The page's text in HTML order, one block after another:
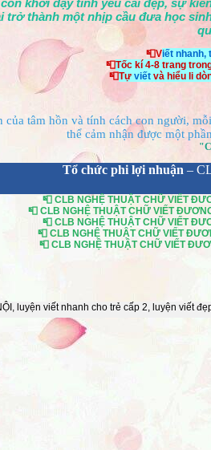
khơi dậy tình yêu cái đẹp, sự
thành một nhịp cầu đưa học
📮Viết nhanh,
📮Tốc kí 4-8 trang
📮Tựviết và hiểu li
của tâm hồn và tính cách con người,
thể cảm nhận được một
Tổ chức phi lợi nhuận –
📮 CLB NGHỆ THUẬT CHỮ VIẾT
📮 CLB NGHỆ THUẬT CHỮ VIẾT
📮 CLB NGHỆ THUẬT CHỮ VIẾT
📮 CLB NGHỆ THUẬT CHỮ VIẾT
📮 CLB NGHỆ THUẬT CHỮ VIẾT
, luyện viết nhanh cho trẻ cấp 2, luyện viết